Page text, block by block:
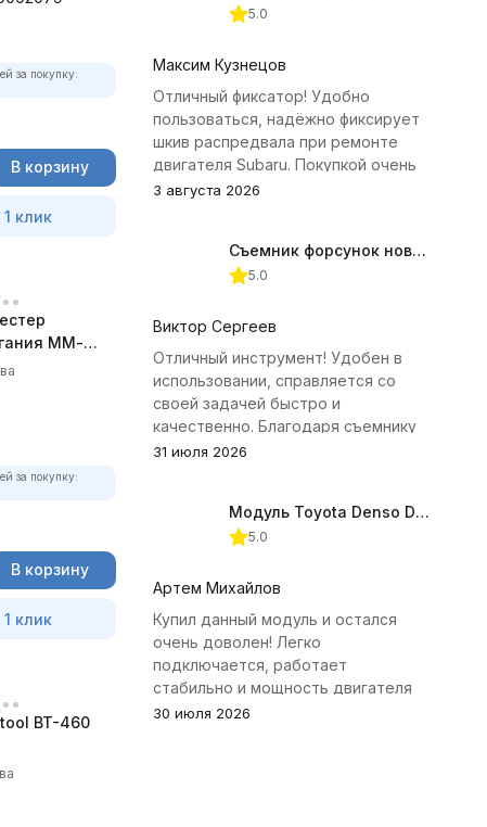
за покупку:
В корзину
клик
ММ-
за покупку:
В корзину
клик
BT-460
5.0
Максим Кузнецов
Отличный фиксатор! Удобно
пользоваться, надёжно фиксирует
шкив распредвала при ремонте
двигателя Subaru. Покупкой очень
доволен.
3 августа 2026
Съемник форсунок новых дизельных двигателей Jonnesway
5.0
Виктор Сергеев
Отличный инструмент! Удобен в
использовании, справляется со
своей задачей быстро и
качественно. Благодаря съемнику
удалось избежать лишних хлопот с
31 июля 2026
Модуль Toyota Denso Diesel 2.8D для ChipTuningPRO
5.0
Артем Михайлов
Купил данный модуль и остался
очень доволен! Легко
подключается, работает
стабильно и мощность двигателя
заметно увеличилась. Рекомендую
30 июля 2026